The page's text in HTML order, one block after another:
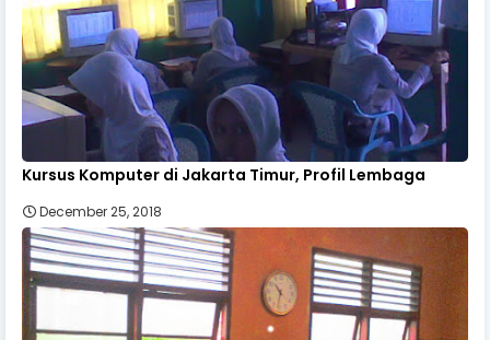
Kursus Komputer di Jakarta Timur, Profil Lembaga
December 25, 2018